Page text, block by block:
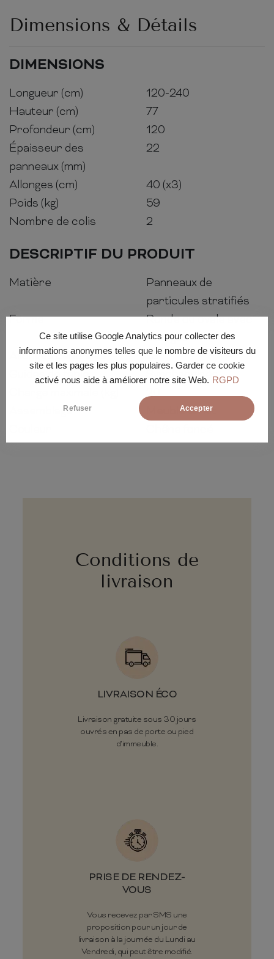
Ce site utilise Google Analytics pour collecter des
informations anonymes telles que le nombre de visiteurs du
site et les pages les plus populaires. Garder ce cookie
activé nous aide à améliorer notre site Web. RGPD
Refuser Accepter
Dimensions & Détails
DIMENSIONS
Longueur (cm)
120-240
Hauteur (cm)
77
Profondeur (cm)
120
Épaisseur des
panneaux (mm)
22
Allonges (cm)
40 (x3)
Poids (kg)
59
Nombre de colis
2
DESCRIPTIF DU PRODUIT
Matière
Panneaux de
particules stratifiés
Forme
Ronde ou ovale avec
allonges
Allonges centrales
x3
Guides de table
Synchronisés
20
Assemblage
Meuble en kit
Conditions de
livraison
LIVRAISON ÉCO
Livraison gratuite sous 30 jours
ouvrés en pas de porte ou pied
d'immeuble.
PRISE DE RENDEZ-
VOUS
Vous recevez par SMS une
proposition pour un jour de
livraison à la journée du Lundi au
Vendredi, qui peut être modifié.